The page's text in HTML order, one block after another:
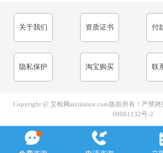
关于我们 资质证书 付
隐私保护 淘宝购买 联
Copyright @ 艾检网aizijiance.com版权所有！严禁
09001132号-2